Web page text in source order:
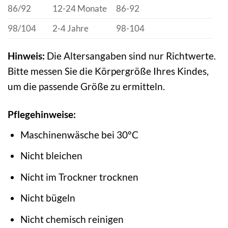
86/92 12-24 Monate
86-92
98/104
2-4 Jahre 98-104
Hinweis: Die Altersangaben sind nur Richtwerte.
Bitte messen Sie die Körpergröße Ihres Kindes,
um die passende Größe zu ermitteln.
Pflegehinweise:
Maschinenwäsche bei 30°C
Nicht bleichen
Nicht im Trockner trocknen
Nicht bügeln
Nicht chemisch reinigen